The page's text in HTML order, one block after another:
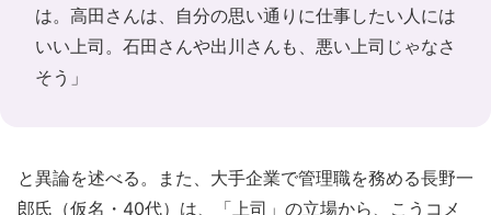
は。高田さんは、自分の思い通りに仕事したい人には
いい上司。石田さんや出川さんも、悪い上司じゃなさ
そう」
と異論を述べる。また、大手企業で管理職を務める長野一
郎氏（仮名・40代）は、「上司」の立場から、こうコメ